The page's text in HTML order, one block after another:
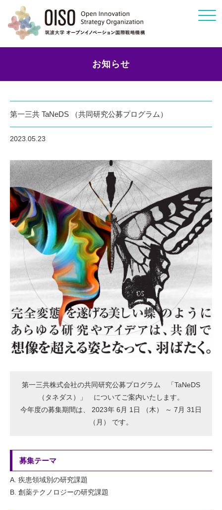
Click
お知らせ
第一三共 TaNeDS （共同研究公募プログラム）
2023.05.23
第一三共株式会社の共同研究公募プログラム 「TaNeDS
（タネダス）」 についてご案内いたします。
今年度の募集期間は、 2023年 6月 1日 （木） ～ 7月 31日
（月） です。
募集テーマ
A. 疾患領域別の研究課題
B. 創薬テクノロジーの研究課題